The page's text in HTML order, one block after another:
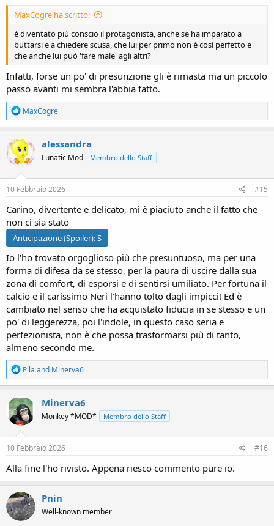
MaxCogre ha scritto:
è diventato più conscio il protagonista, anche se ha imparato a
buttarsi e a chiedere scusa, che lui per primo non è così perfetto e
che anche lui può 'fare male' agli altri?
Infatti, forse un po' di presunzione gli è rimasta ma un piccolo
passo avanti mi sembra l'abbia fatto.
R
e
a
c
t
i
o
n
s
MaxCogre
alessandra
Lunatic Mod Membro dello Staff
10 Febbraio 2026 #15
Carino, divertente e delicato, mi è piaciuto anche il fatto che
non ci sia stato
Anticipazione (Spoiler):S
Io l'ho trovato orgoglioso più che presuntuoso, ma per una
forma di difesa da se stesso, per la paura di uscire dalla sua
zona di comfort, di esporsi e di sentirsi umiliato. Per fortuna il
calcio e il carissimo Neri l'hanno tolto dagli impicci! Ed è
cambiato nel senso che ha acquistato fiducia in se stesso e un
po' di leggerezza, poi l'indole, in questo caso seria e
perfezionista, non è che possa trasformarsi più di tanto,
almeno secondo me.
R
e
a
c
t
i
o
n
s
Pila and Minerva6
Minerva6
Monkey *MOD* Membro dello Staff
10 Febbraio 2026 #16
Alla fine l'ho rivisto. Appena riesco commento pure io.
Pnin
Well-known member